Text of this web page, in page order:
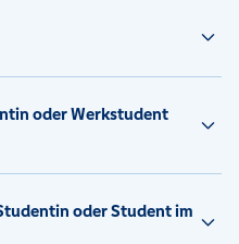
oder Werkstudent
oder Student im